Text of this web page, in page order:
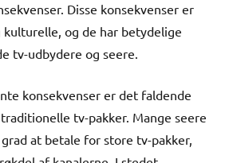
Disse konsekvenser er
kulturelle, og de har betydelige
tv-udbydere og seere.
konsekvenser er det faldende
tv-pakker. Mange seere
at betale for store tv-pakker,